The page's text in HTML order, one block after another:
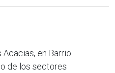
en Barrio
de los sectores